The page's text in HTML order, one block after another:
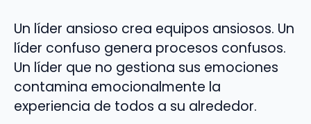
Un líder ansioso crea equipos ansiosos. Un
líder confuso genera procesos confusos.
Un líder que no gestiona sus emociones
contamina emocionalmente la
experiencia de todos a su alrededor.